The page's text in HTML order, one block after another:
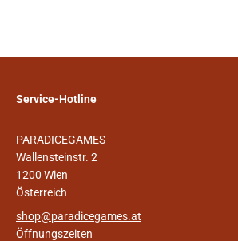
Service-Hotline
PARADICEGAMES
Wallensteinstr. 2
1200 Wien
Österreich
shop@paradicegames.at
Öffnungszeiten